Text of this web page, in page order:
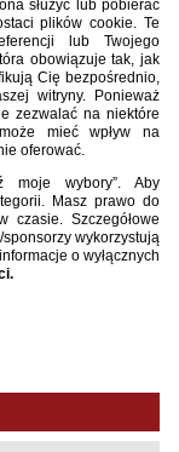
osób przez klub.
ale już sam arkusz
kierunku iść, aby
przez nie imprez”
z Kibicami
do 31 maja roku
do 30 sierpnia roku
regulaminem, do
przekazanie nagród
i grudniu.
z naszego serwisu